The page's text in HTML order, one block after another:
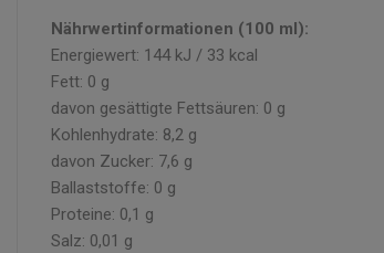
Nährwertinformationen (100 ml):
Energiewert: 144 kJ / 33 kcal
Fett: 0 g
davon gesättigte Fettsäuren: 0 g
Kohlenhydrate: 8,2 g
davon Zucker: 7,6 g
Ballaststoffe: 0 g
Proteine: 0,1 g
Salz: 0,01 g